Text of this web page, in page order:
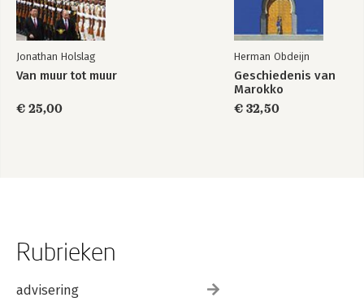
Jonathan Holslag
Van muur tot muur
€ 25,00
Herman Obdeijn
Geschiedenis van
Marokko
€ 32,50
Rubrieken
advisering